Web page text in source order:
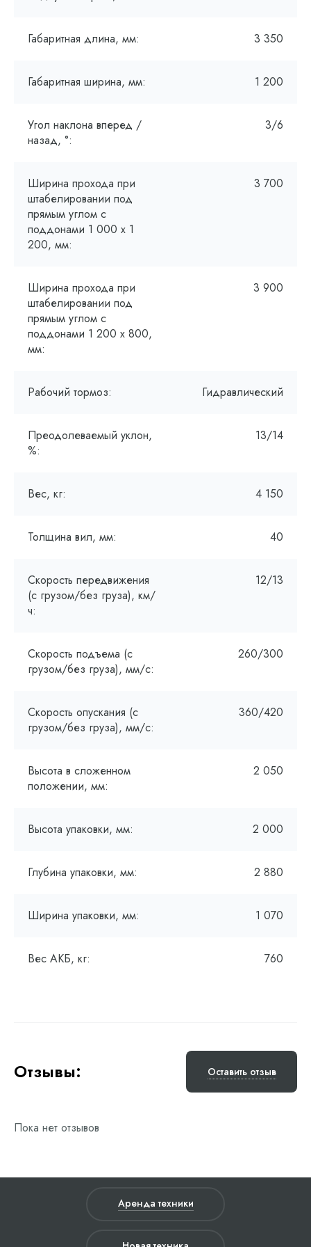
Габаритная длина, мм: 3 350
Габаритная ширина, мм: 1 200
Угол наклона вперед /
назад, °:
3/6
Ширина прохода при
штабелировании под
прямым углом с
поддонами 1 000 х 1
200, мм:
3 700
Ширина прохода при
штабелировании под
прямым углом с
поддонами 1 200 x 800,
мм:
3 900
Рабочий тормоз: Гидравлический
Преодолеваемый уклон,
%:
13/14
Вес, кг: 4 150
Толщина вил, мм: 40
Скорость передвижения
(с грузом/без груза), км/
ч:
12/13
Скорость подъема (с
грузом/без груза), мм/с:
260/300
Скорость опускания (с
грузом/без груза), мм/с:
360/420
Высота в сложенном
положении, мм:
2 050
Высота упаковки, мм: 2 000
Глубина упаковки, мм: 2 880
Ширина упаковки, мм: 1 070
Вес АКБ, кг: 760
Отзывы: Оставить отзыв
Пока нет отзывов
Аренда техники